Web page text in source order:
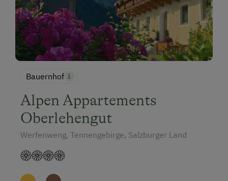
Bauernhof
Alpen Appartements
Oberlehengut
Werfenweng, Tennengebirge, Salzburger Land